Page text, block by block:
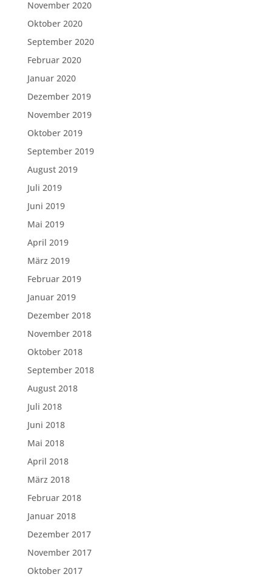
November 2020
Oktober 2020
September 2020
Februar 2020
Januar 2020
Dezember 2019
November 2019
Oktober 2019
September 2019
August 2019
Juli 2019
Juni 2019
Mai 2019
April 2019
März 2019
Februar 2019
Januar 2019
Dezember 2018
November 2018
Oktober 2018
September 2018
August 2018
Juli 2018
Juni 2018
Mai 2018
April 2018
März 2018
Februar 2018
Januar 2018
Dezember 2017
November 2017
Oktober 2017